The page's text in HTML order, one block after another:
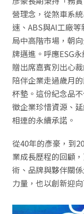
營理念，從煞車系
速、ABS與AI工廠
局中高階市場，朝
牌邁進。呼應ESG
贈出席嘉賓別出心
陪伴企業走過歲月
杯墊。這份紀念品
徵企業珍惜資源、
相連的永續承諾。
從40年的彥豪，到
業成長歷程的回顧
術、品牌與夥伴關
力量，也以創新迎